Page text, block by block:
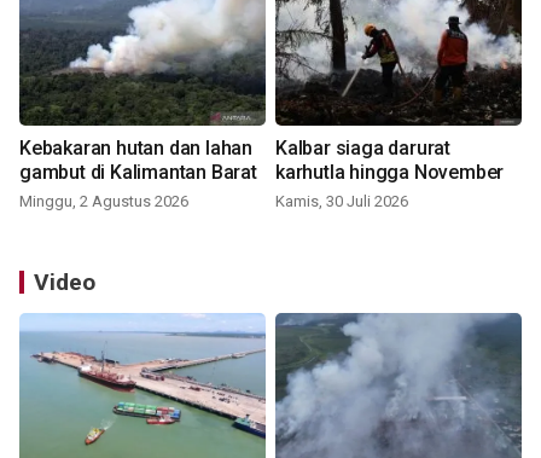
Kebakaran hutan dan lahan
gambut di Kalimantan Barat
Minggu, 2 Agustus 2026
Kalbar siaga darurat
karhutla hingga November
Kamis, 30 Juli 2026
Video